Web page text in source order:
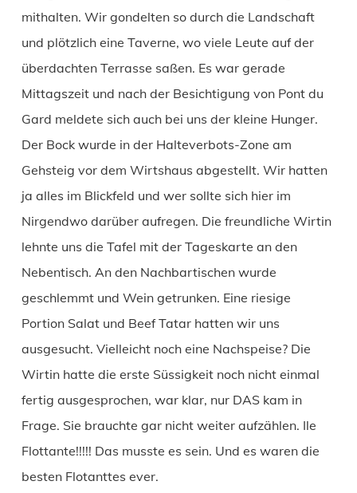
mithalten. Wir gondelten so durch die Landschaft
und plötzlich eine Taverne, wo viele Leute auf der
überdachten Terrasse saßen. Es war gerade
Mittagszeit und nach der Besichtigung von Pont du
Gard meldete sich auch bei uns der kleine Hunger.
Der Bock wurde in der Halteverbots-Zone am
Gehsteig vor dem Wirtshaus abgestellt. Wir hatten
ja alles im Blickfeld und wer sollte sich hier im
Nirgendwo darüber aufregen. Die freundliche Wirtin
lehnte uns die Tafel mit der Tageskarte an den
Nebentisch. An den Nachbartischen wurde
geschlemmt und Wein getrunken. Eine riesige
Portion Salat und Beef Tatar hatten wir uns
ausgesucht. Vielleicht noch eine Nachspeise? Die
Wirtin hatte die erste Süssigkeit noch nicht einmal
fertig ausgesprochen, war klar, nur DAS kam in
Frage. Sie brauchte gar nicht weiter aufzählen. Ile
Flottante!!!!! Das musste es sein. Und es waren die
besten Flotanttes ever.